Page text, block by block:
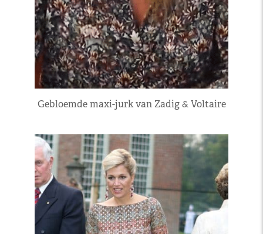
Gebloemde maxi-jurk van Zadig & Voltaire